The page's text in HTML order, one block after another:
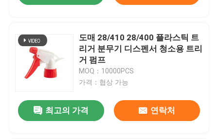
도매 28/410 28/400 플라스틱 트
리거 분무기 디스펜서 청소용 트리
거 펌프
MOQ：10000PCS
가격：협상 가능
최고의 가격 연락처